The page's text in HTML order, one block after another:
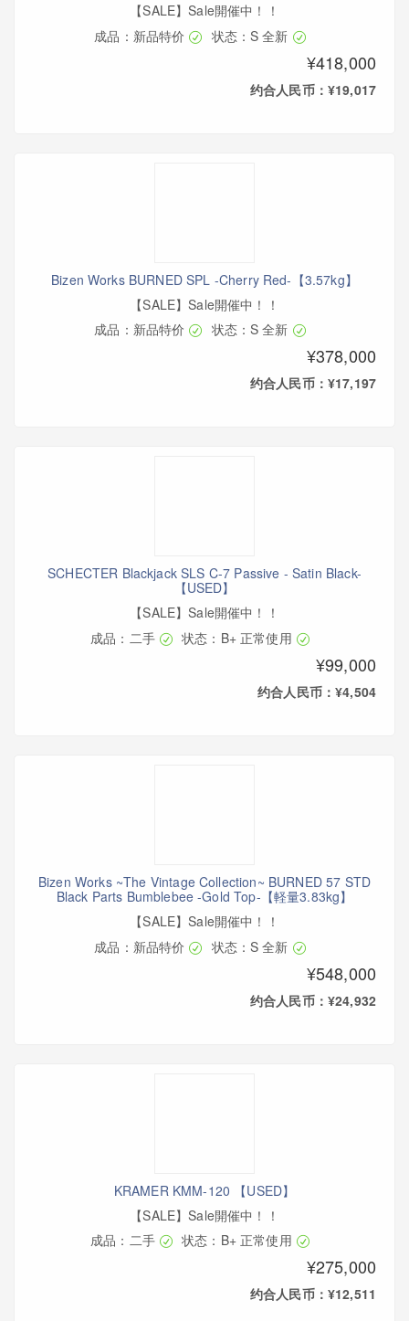
【SALE】Sale開催中！！
成品：新品特价
状态：S 全新
¥418,000
约合人民币：¥19,017
Bizen Works BURNED SPL -Cherry Red-【3.57kg】
【SALE】Sale開催中！！
成品：新品特价
状态：S 全新
¥378,000
约合人民币：¥17,197
SCHECTER Blackjack SLS C-7 Passive - Satin Black-
【USED】
【SALE】Sale開催中！！
成品：二手
状态：B+ 正常使用
¥99,000
约合人民币：¥4,504
Bizen Works ~The Vintage Collection~ BURNED 57 STD
Black Parts Bumblebee -Gold Top-【軽量3.83kg】
【SALE】Sale開催中！！
成品：新品特价
状态：S 全新
¥548,000
约合人民币：¥24,932
KRAMER KMM-120 【USED】
【SALE】Sale開催中！！
成品：二手
状态：B+ 正常使用
¥275,000
约合人民币：¥12,511